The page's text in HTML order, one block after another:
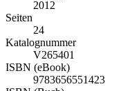
2012
Seiten
24
Katalognummer
V265401
ISBN (eBook)
9783656551423